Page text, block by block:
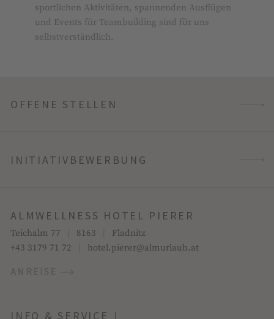
sportlichen Aktivitäten, spannenden Ausflügen
und Events für Teambuilding sind für uns
selbstverständlich.
OFFENE STELLEN
INITIATIVBEWERBUNG
ALMWELLNESS HOTEL PIERER
Teichalm 77 8163
Fladnitz
+43 3179 71 72
hotel.pierer@almurlaub.at
INFO & SERVICE